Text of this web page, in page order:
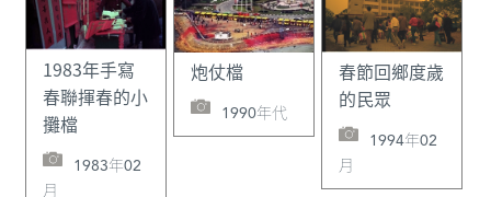
1983年手寫
春聯揮春的小
攤檔
1983年02
月
炮仗檔
1990年代
春節回鄉度歲
的民眾
1994年02
月